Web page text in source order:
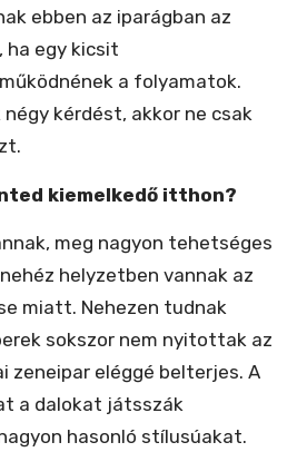
ebben az iparágban az
ha egy kicsit
a folyamatok.
kérdést, akkor ne csak
kiemelkedő itthon?
meg nagyon tehetséges
helyzetben vannak az
miatt. Nehezen tudnak
sokszor nem nyitottak az
zeneipar eléggé belterjes. A
a dalokat játsszák
hasonló stílusúakat.